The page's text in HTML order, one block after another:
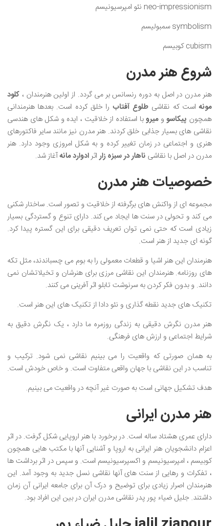
neo-impressionism نئو امپرسیونیسم
symbolism سمبولیسم
cubism کوبیسم
شروع هنر مدرن
هنر مدرن در اصل به دوره رنسانس بر می گردد. از اولین هنرمندان ، کلود
مونه است که نقاشی طلوع آفتاب را خلق کرده است. بعدها هنرمندانی
همچون پیکاسوو میروبا استفاده از خلاقیت ، ایده و شکل های هندسی
نقاشی های بسیار جذابی خلق کردند. هنر مدرن نیز مانند سایر فاکتورهای
هنری و اجتماعی در زمان تغییر کرده و به شکل امروزی وجود دارد. هنر
مدرن در اصل با نقاشی ناهار در سبزه زار اثر ادوارد مانهآغاز شد.
خصوصیات هنر مدرن
مجموعه ای از واکنش های برگرفته از خلاقیت و تصور است. ساختار شکنی
می کند و تحولی در سنت ها ایجاد می کند. دارای تنوع و گستردگی بسیار
زیادی است که حتی نمی توان تعریف دقیقی برای این گستره پیدا کرد.
گونه ای جدید از هنر است.
هنرمندان این هنر اشیا و قطعات معمولی را به بوم می چسباندند، مثل تکه
های روزنامه. هنرمندان این نقاشی مرزی برای هنرشان و تخیلاتشان نمی
دانند. و بدون فکر کردن به سرنوشت تابلو اثر آفرینی می کنند.
تکنیک های جدید نقطه گذاری و نئو دادا از تکنیک های این هنر است.
هنر مدرن نگرش دقیقی به زندگی روزمره ما دارد ، یک نگرش دقیق به
شرایط اجتماعی و ارزش های فرهنگی.
به همان صورتی که واقعیت را می بینیم نقاشی نمی شود. ترکیب و
تناسب در این نقاشی با جهان واقعی متفاوت است. و خاص خودش است.
هدف تشکیل جهانی است به صورت غیر آنچه در واقعیت می بینیم.
هنر مدرن ایرانی
دارای عمری هشتاد ساله است. در برخورد با هنر اروپایی شکل گرفت. در اثر
اعزام دانشجویان هنر ایرانی به اروپا و آشنایی آنها با مکتب هایی همچون
کوبیسم ، امپرسیونیسم و اکسپرسیونیسم است. و سپس در اثر برداشت ها
، تفکرات و رهایی از سنت های آنها نقاشی نسل جدید به وجود آمد. این
هنرمندان اصرار زیادی برای توضیح و درک آن برای جامعه ایرانی آن زمان
داشتند. جلیل ضیاء پور پدر نقاشی مدرن ایران در بین این افراد بود.